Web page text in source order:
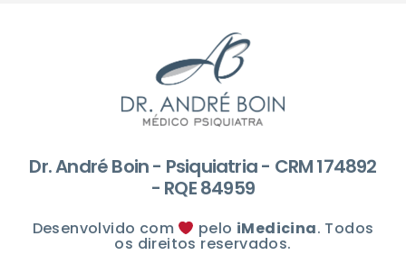
Dr. André Boin - Psiquiatria - CRM 174892
- RQE 84959
Desenvolvido com pelo iMedicina. Todos
os direitos reservados.